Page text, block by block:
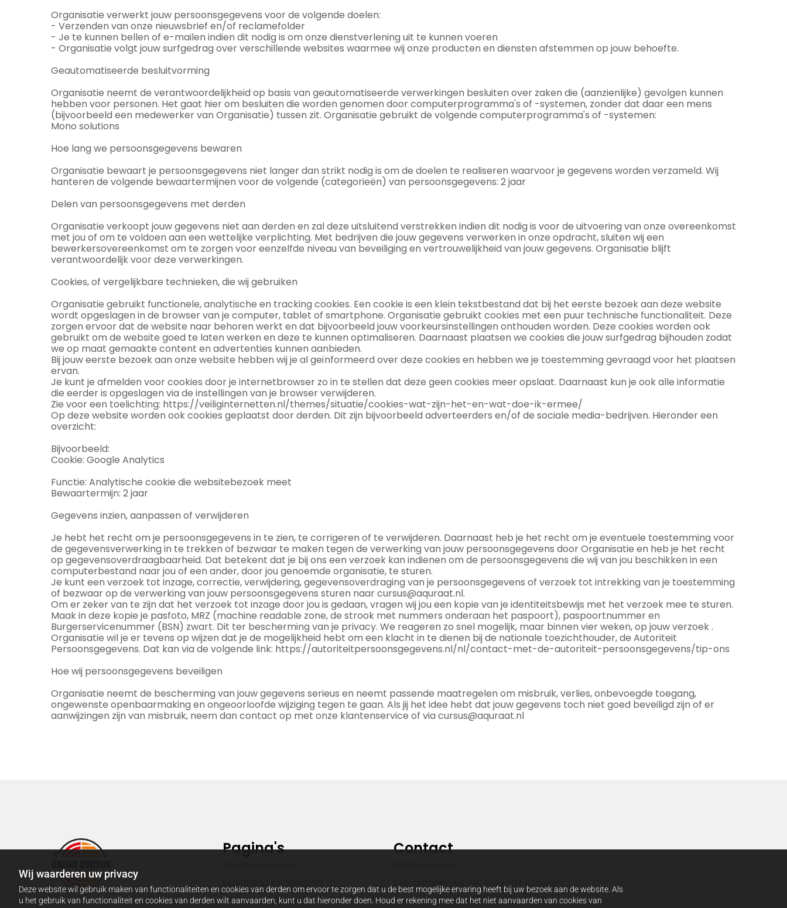
Wij waarderen uw privacy
Deze website wil gebruik maken van functionaliteiten en cookies van derden om ervoor te zorgen dat u de best mogelijke ervaring heeft bij uw bezoek aan de website. Als
u het gebruik van functionaliteit en cookies van derden wilt aanvaarden, kunt u dat hieronder doen. Houd er rekening mee dat het niet aanvaarden van cookies van
Organisatie verwerkt jouw persoonsgegevens voor de volgende doelen:
- Verzenden van onze nieuwsbrief en/of reclamefolder
- Je te kunnen bellen of e-mailen indien dit nodig is om onze dienstverlening uit te kunnen voeren
- Organisatie volgt jouw surfgedrag over verschillende websites waarmee wij onze producten en diensten afstemmen op jouw behoefte.
Geautomatiseerde besluitvorming
Organisatie neemt de verantwoordelijkheid op basis van geautomatiseerde verwerkingen besluiten over zaken die (aanzienlijke) gevolgen kunnen
hebben voor personen. Het gaat hier om besluiten die worden genomen door computerprogramma's of -systemen, zonder dat daar een mens
(bijvoorbeeld een medewerker van Organisatie) tussen zit. Organisatie gebruikt de volgende computerprogramma's of -systemen:
Mono solutions
Hoe lang we persoonsgegevens bewaren
Organisatie bewaart je persoonsgegevens niet langer dan strikt nodig is om de doelen te realiseren waarvoor je gegevens worden verzameld. Wij
hanteren de volgende bewaartermijnen voor de volgende (categorieën) van persoonsgegevens: 2 jaar
Delen van persoonsgegevens met derden
Organisatie verkoopt jouw gegevens niet aan derden en zal deze uitsluitend verstrekken indien dit nodig is voor de uitvoering van onze overeenkomst
met jou of om te voldoen aan een wettelijke verplichting. Met bedrijven die jouw gegevens verwerken in onze opdracht, sluiten wij een
bewerkersovereenkomst om te zorgen voor eenzelfde niveau van beveiliging en vertrouwelijkheid van jouw gegevens. Organisatie blijft
verantwoordelijk voor deze verwerkingen.
Cookies, of vergelijkbare technieken, die wij gebruiken
Organisatie gebruikt functionele, analytische en tracking cookies. Een cookie is een klein tekstbestand dat bij het eerste bezoek aan deze website
wordt opgeslagen in de browser van je computer, tablet of smartphone. Organisatie gebruikt cookies met een puur technische functionaliteit. Deze
zorgen ervoor dat de website naar behoren werkt en dat bijvoorbeeld jouw voorkeursinstellingen onthouden worden. Deze cookies worden ook
gebruikt om de website goed te laten werken en deze te kunnen optimaliseren. Daarnaast plaatsen we cookies die jouw surfgedrag bijhouden zodat
we op maat gemaakte content en advertenties kunnen aanbieden.
Bij jouw eerste bezoek aan onze website hebben wij je al geïnformeerd over deze cookies en hebben we je toestemming gevraagd voor het plaatsen
ervan.
Je kunt je afmelden voor cookies door je internetbrowser zo in te stellen dat deze geen cookies meer opslaat. Daarnaast kun je ook alle informatie
die eerder is opgeslagen via de instellingen van je browser verwijderen.
Zie voor een toelichting: https://veiliginternetten.nl/themes/situatie/cookies-wat-zijn-het-en-wat-doe-ik-ermee/
Op deze website worden ook cookies geplaatst door derden. Dit zijn bijvoorbeeld adverteerders en/of de sociale media-bedrijven. Hieronder een
overzicht:
Bijvoorbeeld:
Cookie: Google Analytics
Functie: Analytische cookie die websitebezoek meet
Bewaartermijn: 2 jaar
Gegevens inzien, aanpassen of verwijderen
Je hebt het recht om je persoonsgegevens in te zien, te corrigeren of te verwijderen. Daarnaast heb je het recht om je eventuele toestemming voor
de gegevensverwerking in te trekken of bezwaar te maken tegen de verwerking van jouw persoonsgegevens door Organisatie en heb je het recht
op gegevensoverdraagbaarheid. Dat betekent dat je bij ons een verzoek kan indienen om de persoonsgegevens die wij van jou beschikken in een
computerbestand naar jou of een ander, door jou genoemde organisatie, te sturen.
Je kunt een verzoek tot inzage, correctie, verwijdering, gegevensoverdraging van je persoonsgegevens of verzoek tot intrekking van je toestemming
of bezwaar op de verwerking van jouw persoonsgegevens sturen naar cursus@aquraat.nl.
Om er zeker van te zijn dat het verzoek tot inzage door jou is gedaan, vragen wij jou een kopie van je identiteitsbewijs met het verzoek mee te sturen.
Maak in deze kopie je pasfoto, MRZ (machine readable zone, de strook met nummers onderaan het paspoort), paspoortnummer en
Burgerservicenummer (BSN) zwart. Dit ter bescherming van je privacy. We reageren zo snel mogelijk, maar binnen vier weken, op jouw verzoek .
Organisatie wil je er tevens op wijzen dat je de mogelijkheid hebt om een klacht in te dienen bij de nationale toezichthouder, de Autoriteit
Persoonsgegevens. Dat kan via de volgende link: https://autoriteitpersoonsgegevens.nl/nl/contact-met-de-autoriteit-persoonsgegevens/tip-ons
Hoe wij persoonsgegevens beveiligen
Organisatie neemt de bescherming van jouw gegevens serieus en neemt passende maatregelen om misbruik, verlies, onbevoegde toegang,
ongewenste openbaarmaking en ongeoorloofde wijziging tegen te gaan. Als jij het idee hebt dat jouw gegevens toch niet goed beveiligd zijn of er
aanwijzingen zijn van misbruik, neem dan contact op met onze klantenservice of via cursus@aquraat.nl
Pagina's
Legionella beheersing
Online cursussen
Contact
Leerdamseweg 44, 4147 BM Asperen
cursus@aquraat.nl